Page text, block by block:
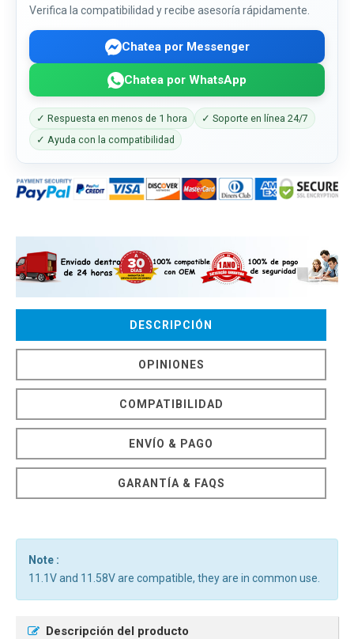
Verifica la compatibilidad y recibe asesoría rápidamente.
Chatea por Messenger
Chatea por WhatsApp
✓ Respuesta en menos de 1 hora
✓ Soporte en línea 24/7
✓ Ayuda con la compatibilidad
DESCRIPCIÓN
OPINIONES
COMPATIBILIDAD
ENVÍO & PAGO
GARANTÍA & FAQS
Note :
11.1V and 11.58V are compatible, they are in common use.
Descripción del producto